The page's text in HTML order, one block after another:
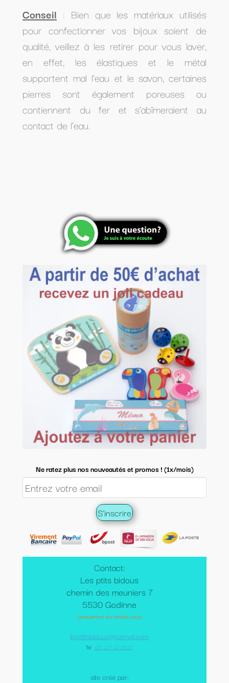
Contact:
Les ptits bidous
chemin des meuniers 7
5530 Godinne
(uniquement sur rendez-vous)
lesptitsbidous@hotmail.com
Tel: +32 477 47 05 17
site créé par:
Ne ratez plus nos nouveautés et promos ! (1x/mois)
Conseil : Bien que les matériaux utilisés
pour confectionner vos bijoux soient de
qualité, veillez à les retirer pour vous laver,
en effet, les élastiques et le métal
supportent mal l’eau et le savon, certaines
pierres sont également poreuses ou
contiennent du fer et s’abîmeraient au
contact de l’eau.